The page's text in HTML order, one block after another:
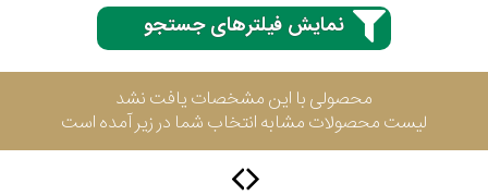
نمایش فیلترهای جستجو
محصولی با این مشخصات یافت نشد
لیست محصولات مشابه انتخاب شما در زیر آمده است
سیکو
سیتیزن